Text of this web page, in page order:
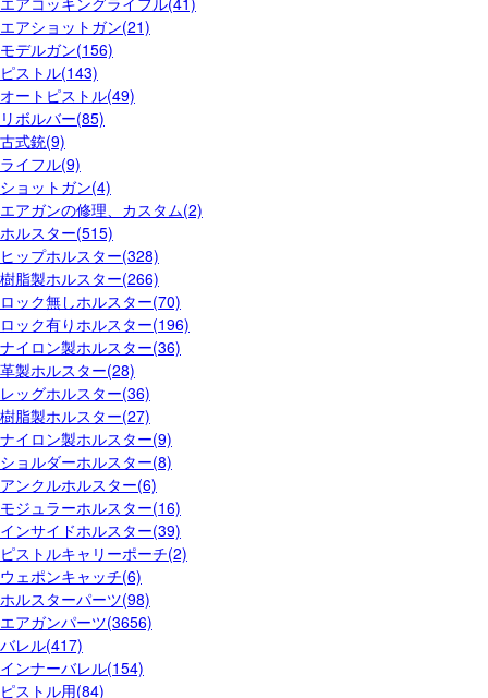
エアショットガン(21)
モデルガン(156)
ピストル(143)
オートピストル(49)
リボルバー(85)
古式銃(9)
ライフル(9)
ショットガン(4)
エアガンの修理、カスタム(2)
ホルスター(515)
ヒップホルスター(328)
樹脂製ホルスター(266)
ロック無しホルスター(70)
ロック有りホルスター(196)
ナイロン製ホルスター(36)
革製ホルスター(28)
レッグホルスター(36)
樹脂製ホルスター(27)
ナイロン製ホルスター(9)
ショルダーホルスター(8)
アンクルホルスター(6)
モジュラーホルスター(16)
インサイドホルスター(39)
ピストルキャリーポーチ(2)
ウェポンキャッチ(6)
ホルスターパーツ(98)
エアガンパーツ(3656)
バレル(417)
インナーバレル(154)
ピストル用(84)